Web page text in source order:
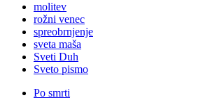
molitev
rožni venec
spreobrnjenje
sveta maša
Sveti Duh
Sveto pismo
Po smrti